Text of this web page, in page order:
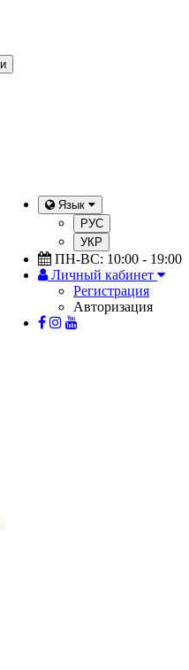
Язык
РУС
УКР
ПН-ВС: 10:00 - 19:00
Личный кабинет
Регистрация
Авторизация